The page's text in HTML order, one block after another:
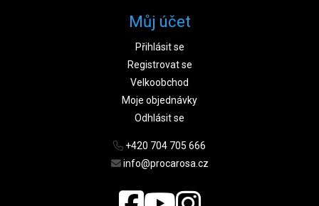
Můj účet
Přihlásit se
Registrovat se
Velkoobchod
Moje objednávky
Odhlásit se
+420 704 705 666
info@procarosa.cz